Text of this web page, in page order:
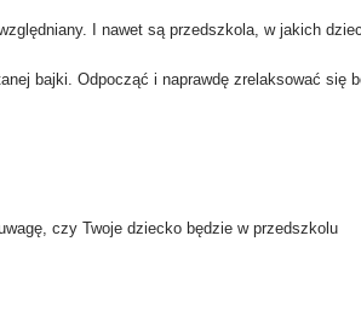
I nawet są przedszkola, w jakich
bajki. Odpocząć i naprawdę zrelaksować się
czy Twoje dziecko będzie w przedszkolu